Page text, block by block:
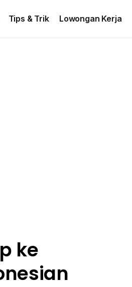
Tips & Trik Lowongan Kerja
ke